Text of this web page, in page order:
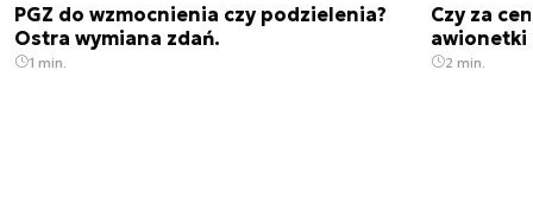
PGZ do wzmocnienia czy podzielenia?
Ostra wymiana zdań.
1 min.
Czy za
awionetki
2 min.